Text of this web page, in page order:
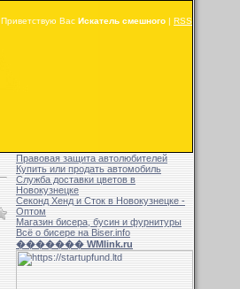
Приветствую Вас Искатель смешного | RSS
Правовая защита автолюбителей
Купить или продать автомобиль
Служба доставки цветов в
Новокузнецке
Секонд Хенд и Сток в Новокузнецке -
Оптом
Магазин бисера, бусин и фурнитуры
Всё о бисере на Biser.info
������� WMlink.ru